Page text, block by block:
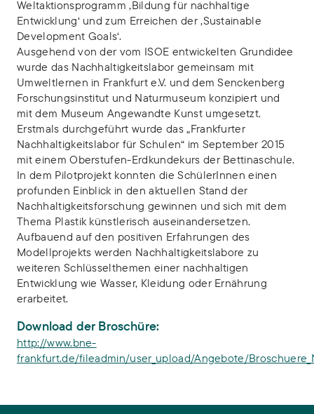
Weltaktionsprogramm ‚Bildung für nachhaltige
Entwicklung‘ und zum Erreichen der ‚Sustainable
Development Goals‘.
Ausgehend von der vom ISOE entwickelten Grundidee
wurde das Nachhaltigkeitslabor gemeinsam mit
Umweltlernen in Frankfurt e.V. und dem Senckenberg
Forschungsinstitut und Naturmuseum konzipiert und
mit dem Museum Angewandte Kunst umgesetzt.
Erstmals durchgeführt wurde das „Frankfurter
Nachhaltigkeitslabor für Schulen“ im September 2015
mit einem Oberstufen-Erdkundekurs der Bettinaschule.
In dem Pilotprojekt konnten die SchülerInnen einen
profunden Einblick in den aktuellen Stand der
Nachhaltigkeitsforschung gewinnen und sich mit dem
Thema Plastik künstlerisch auseinandersetzen.
Aufbauend auf den positiven Erfahrungen des
Modellprojekts werden Nachhaltigkeitslabore zu
weiteren Schlüsselthemen einer nachhaltigen
Entwicklung wie Wasser, Kleidung oder Ernährung
erarbeitet.
Download der Broschüre:
http://www.bne-
frankfurt.de/fileadmin/user_upload/Angebote/